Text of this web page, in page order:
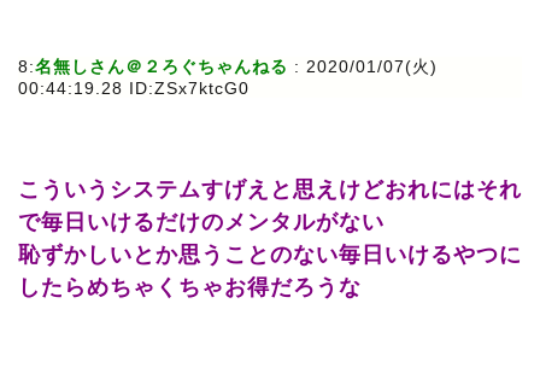
8:名無しさん＠２ろぐちゃんねる : 2020/01/07(火)
00:44:19.28 ID:ZSx7ktcG0
こういうシステムすげえと思えけどおれにはそれ
で毎日いけるだけのメンタルがない
恥ずかしいとか思うことのない毎日いけるやつに
したらめちゃくちゃお得だろうな